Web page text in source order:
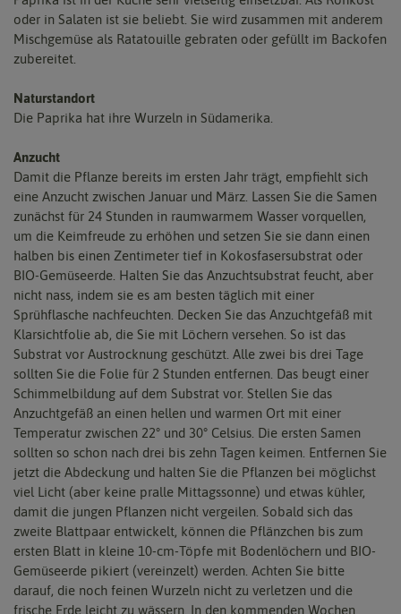
oder in Salaten ist sie beliebt. Sie wird zusammen mit anderem
Mischgemüse als Ratatouille gebraten oder gefüllt im Backofen
zubereitet.
Naturstandort
Die Paprika hat ihre Wurzeln in Südamerika.
Anzucht
Damit die Pflanze bereits im ersten Jahr trägt, empfiehlt sich
eine Anzucht zwischen Januar und März. Lassen Sie die Samen
zunächst für 24 Stunden in raumwarmem Wasser vorquellen,
um die Keimfreude zu erhöhen und setzen Sie sie dann einen
halben bis einen Zentimeter tief in Kokosfasersubstrat oder
BIO-Gemüseerde. Halten Sie das Anzuchtsubstrat feucht, aber
nicht nass, indem sie es am besten täglich mit einer
Sprühflasche nachfeuchten. Decken Sie das Anzuchtgefäß mit
Klarsichtfolie ab, die Sie mit Löchern versehen. So ist das
Substrat vor Austrocknung geschützt. Alle zwei bis drei Tage
sollten Sie die Folie für 2 Stunden entfernen. Das beugt einer
Schimmelbildung auf dem Substrat vor. Stellen Sie das
Anzuchtgefäß an einen hellen und warmen Ort mit einer
Temperatur zwischen 22° und 30° Celsius. Die ersten Samen
sollten so schon nach drei bis zehn Tagen keimen. Entfernen Sie
jetzt die Abdeckung und halten Sie die Pflanzen bei möglichst
viel Licht (aber keine pralle Mittagssonne) und etwas kühler,
damit die jungen Pflanzen nicht vergeilen. Sobald sich das
zweite Blattpaar entwickelt, können die Pflänzchen bis zum
ersten Blatt in kleine 10-cm-Töpfe mit Bodenlöchern und BIO-
Gemüseerde pikiert (vereinzelt) werden. Achten Sie bitte
darauf, die noch feinen Wurzeln nicht zu verletzen und die
frische Erde leicht zu wässern. In den kommenden Wochen